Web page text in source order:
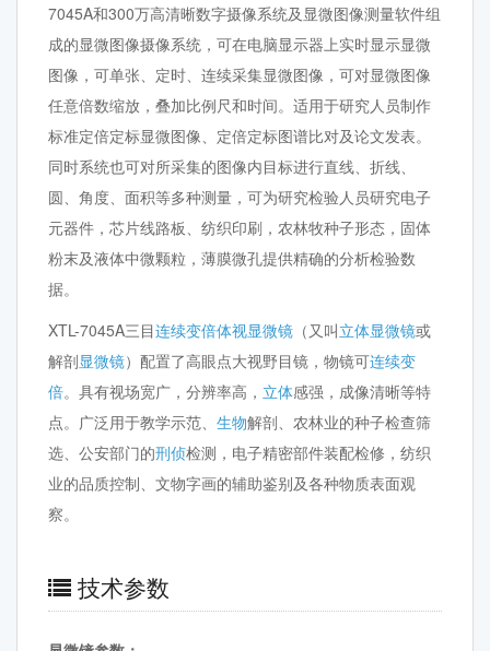
7045A和300万高清晰数字摄像系统及显微图像测量软件组
成的显微图像摄像系统，可在电脑显示器上实时显示显微
图像，可单张、定时、连续采集显微图像，可对显微图像
任意倍数缩放，叠加比例尺和时间。适用于研究人员制作
标准定倍定标显微图像、定倍定标图谱比对及论文发表。
同时系统也可对所采集的图像内目标进行直线、折线、
圆、角度、面积等多种测量，可为研究检验人员研究电子
元器件，芯片线路板、纺织印刷，农林牧种子形态，固体
粉末及液体中微颗粒，薄膜微孔提供精确的分析检验数
据。
XTL-7045A三目连续变倍体视显微镜 （又叫立体显微镜或
解剖显微镜）配置了高眼点大视野目镜，物镜可连续变
倍。具有视场宽广，分辨率高， 立体感强，成像清晰等特
点。广泛用于教学示范、 生物解剖、农林业的种子检查筛
选、公安部门的刑侦检测，电子精密部件装配检修，纺织
业的品质控制、文物字画的辅助鉴别及各种物质表面观
察。
技术参数